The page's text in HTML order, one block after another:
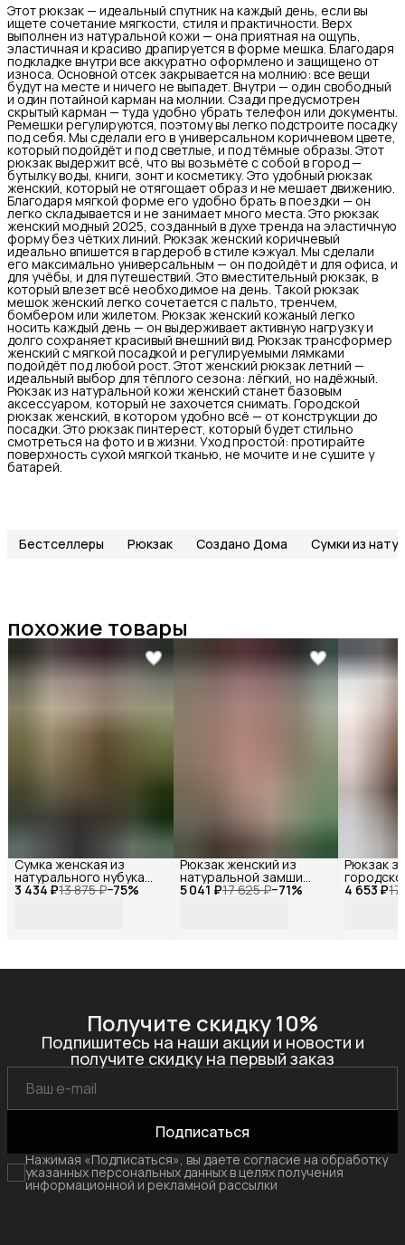
Этот рюкзак — идеальный спутник на каждый день, если вы
ищете сочетание мягкости, стиля и практичности. Верх
выполнен из натуральной кожи — она приятная на ощупь,
эластичная и красиво драпируется в форме мешка. Благодаря
подкладке внутри все аккуратно оформлено и защищено от
износа. Основной отсек закрывается на молнию: все вещи
будут на месте и ничего не выпадет. Внутри — один свободный
и один потайной карман на молнии. Сзади предусмотрен
скрытый карман — туда удобно убрать телефон или документы.
Ремешки регулируются, поэтому вы легко подстроите посадку
под себя. Мы сделали его в универсальном коричневом цвете,
который подойдёт и под светлые, и под тёмные образы. Этот
рюкзак выдержит всё, что вы возьмёте с собой в город —
бутылку воды, книги, зонт и косметику. Это удобный рюкзак
женский, который не отягощает образ и не мешает движению.
Благодаря мягкой форме его удобно брать в поездки — он
легко складывается и не занимает много места. Это рюкзак
женский модный 2025, созданный в духе тренда на эластичную
форму без чётких линий. Рюкзак женский коричневый
идеально впишется в гардероб в стиле кэжуал. Мы сделали
его максимально универсальным — он подойдёт и для офиса, и
для учёбы, и для путешествий. Это вместительный рюкзак, в
который влезет всё необходимое на день. Такой рюкзак
мешок женский легко сочетается с пальто, тренчем,
бомбером или жилетом. Рюкзак женский кожаный легко
носить каждый день — он выдерживает активную нагрузку и
долго сохраняет красивый внешний вид. Рюкзак трансформер
женский с мягкой посадкой и регулируемыми лямками
подойдёт под любой рост. Этот женский рюкзак летний —
идеальный выбор для тёплого сезона: лёгкий, но надёжный.
Рюкзак из натуральной кожи женский станет базовым
аксессуаром, который не захочется снимать. Городской
рюкзак женский, в котором удобно всё — от конструкции до
посадки. Это рюкзак пинтерест, который будет стильно
смотреться на фото и в жизни. Уход простой: протирайте
поверхность сухой мягкой тканью, не мочите и не сушите у
батарей.
Бестселлеры Рюкзак Создано Дома Сумки из
похожие товары
3 434 ₽13 875 ₽−75%
Сумка женская из
натурального нубука
коричневая , Reversal, 5 041 ₽17 625 ₽−71%
Рюкзак женский из
натуральной замши
бежевый , Reversal , 4 653 ₽
Рюкзак
Получите скидку 10%
Подпишитесь на наши акции и новости и
получите скидку на первый заказ
Подписаться
Нажимая «Подписаться», вы даете согласие на обработку
указанных персональных данных в целях получения
информационной и рекламной рассылки